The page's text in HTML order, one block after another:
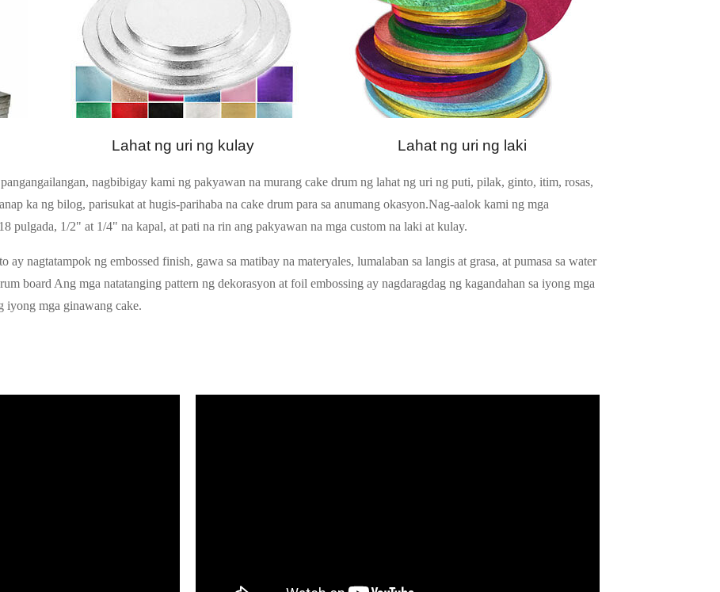
Lahat ng uri ng kulay Lahat ng uri ng laki
nagbibigay kami ng pakyawan na murang cake drum ng lahat ng uri ng puti, pilak, ginto, itim, rosas,
ka ng bilog, parisukat at hugis-parihaba na cake drum para sa anumang okasyon.Nag-aalok kami ng mga
pulgada, 1/2" at 1/4" na kapal, at pati na rin ang pakyawan na mga custom na laki at kulay.
ay nagtatampok ng embossed finish, gawa sa matibay na materyales, lumalaban sa langis at grasa, at pumasa sa water
board Ang mga natatanging pattern ng dekorasyon at foil embossing ay nagdaragdag ng kagandahan sa iyong mga
iyong mga ginawang cake.